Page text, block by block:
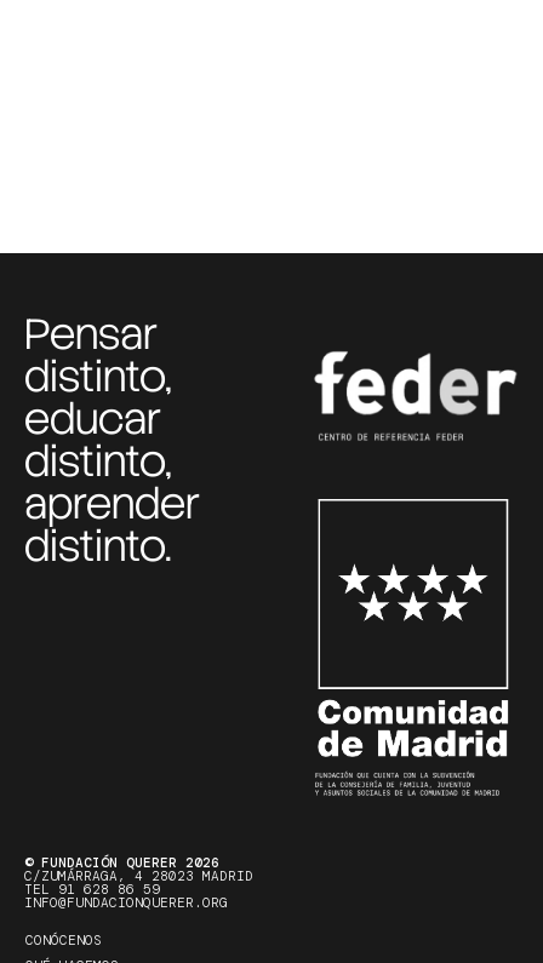
Pensar
distinto,
educar
distinto,
aprender
distinto.
© FUNDACIÓN QUERER 2026
C/ZUMÁRRAGA, 4 28023 MADRID
TEL 91 628 86 59
INFO@FUNDACIONQUERER.ORG
CONÓCENOS